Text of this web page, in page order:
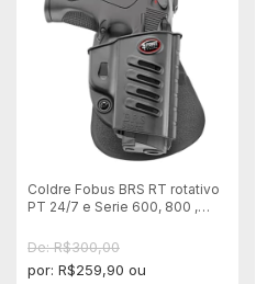
Coldre Fobus BRS RT rotativo
PT 24/7 e Serie 600, 800 ,
De: R$300,00
por: R$259,90 ou